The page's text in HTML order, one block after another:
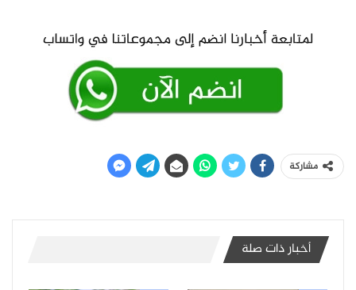
مشاركة
أخبار ذات صلة